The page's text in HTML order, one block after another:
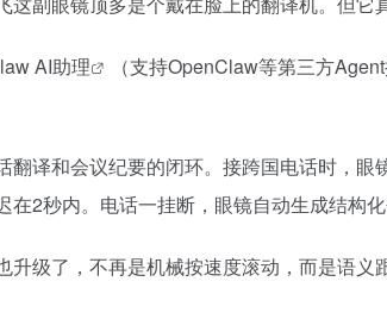
AI助理
（支持OpenClaw等第三方
翻译和会议纪要的闭环。接跨国电话时，
在2秒内。电话一挂断，眼镜自动生成结构
升级了，不再是机械按速度滚动，而是语